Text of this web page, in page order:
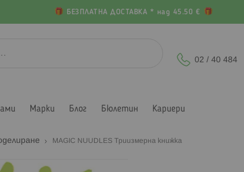
БЕЗПЛАТНА ДОСТАВКА * над 45.50 €
02 / 40 484
Марки Блог Бюлетин Кариери
MAGIC NUUDLES Триизмерна книжка